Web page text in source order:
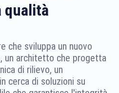
qualità
che sviluppa un nuovo
un architetto che progetta
di rilievo, un
cerca di soluzioni su